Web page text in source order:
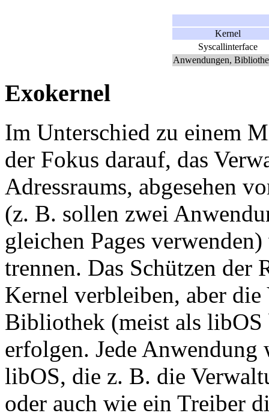
Kernel
Syscallinterface
Anwendungen,
Exokernel
Im Unterschied zu einem
der Fokus darauf, das
Adressraums, abgesehen
(z. B. sollen zwei
gleichen Pages
trennen. Das Schützen der
Kernel verbleiben, aber
Bibliothek (meist als libOS
erfolgen. Jede Anwendung
libOS, die z. B. die
oder auch wie ein Treiber